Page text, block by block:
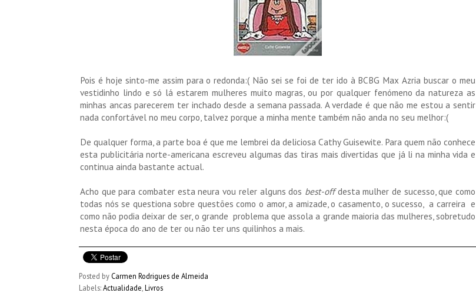
Pois é hoje sinto-me assim para o redonda:( Não sei se foi de ter ido à BCBG Max Azria buscar o meu
vestidinho lindo e só lá estarem mulheres muito magras, ou por qualquer fenómeno da natureza as
minhas ancas parecerem ter inchado desde a semana passada. A verdade é que não me estou a sentir
nada confortável no meu corpo, talvez porque a minha mente também não anda no seu melhor:(
De qualquer forma, a parte boa é que me lembrei da deliciosa Cathy Guisewite. Para quem não conhece
esta publicitária norte-americana escreveu algumas das tiras mais divertidas que já li na minha vida e
continua ainda bastante actual.
Acho que para combater esta neura vou reler alguns dos best-offdesta mulher de sucesso, que como
todas nós se questiona sobre questões como o amor, a amizade, o casamento, o sucesso, a carreira e
como não podia deixar de ser, o grande problema que assola a grande maioria das mulheres, sobretudo
nesta época do ano de ter ou não ter uns quilinhos a mais.
Posted by Carmen Rodrigues de Almeida
Labels:Actualidade Livros